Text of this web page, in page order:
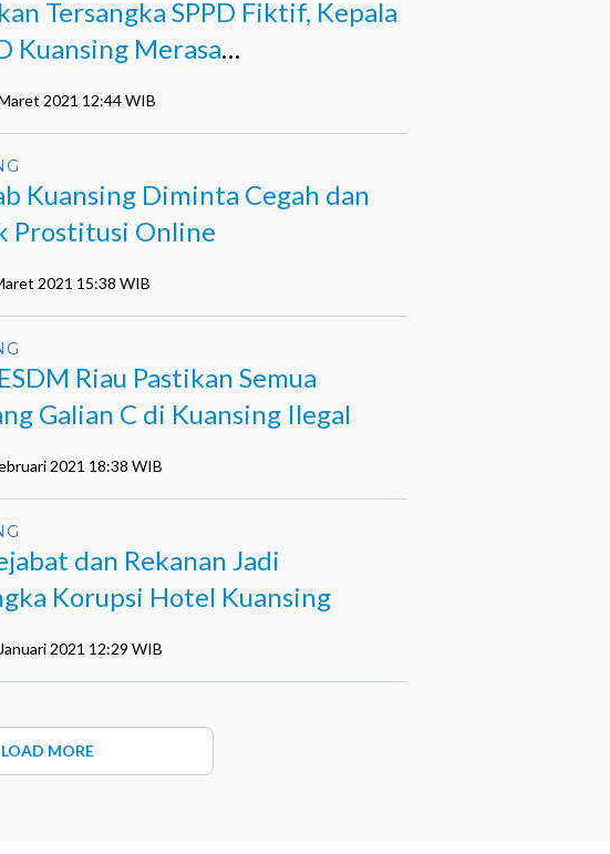
Tersangka SPPD Fiktif, Kepala
Kuansing Merasa
2021 12:44 WIB
Kuansing Diminta Cegah dan
Prostitusi Online
2021 15:38 WIB
Riau Pastikan Semua
Galian C di Kuansing Ilegal
2021 18:38 WIB
dan Rekanan Jadi
Korupsi Hotel Kuansing
2021 12:29 WIB
LOAD MORE